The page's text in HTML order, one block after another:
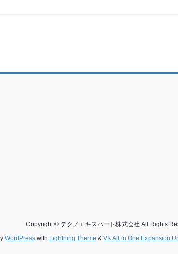
Copyright © テクノエキスパート株式会社 All Rights
WordPress with Lightning Theme & VK All in One Expansion